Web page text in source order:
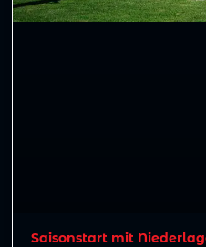
Saisonstart mit